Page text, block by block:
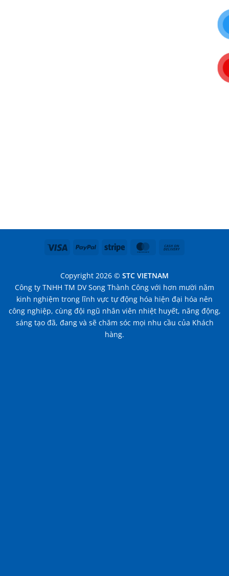
Visa PayPal Stripe MasterCard
Copyright 2026 © STC VIETNAM
Công ty TNHH TM DV Song Thành Công với hơn mười năm
kinh nghiệm trong lĩnh vực tự động hóa hiện đại hóa nên
công nghiệp, cùng đội ngũ nhân viên nhiệt huyết, năng động,
sáng tạo đã, đang và sẽ chăm sóc mọi nhu cầu của Khách
hàng.